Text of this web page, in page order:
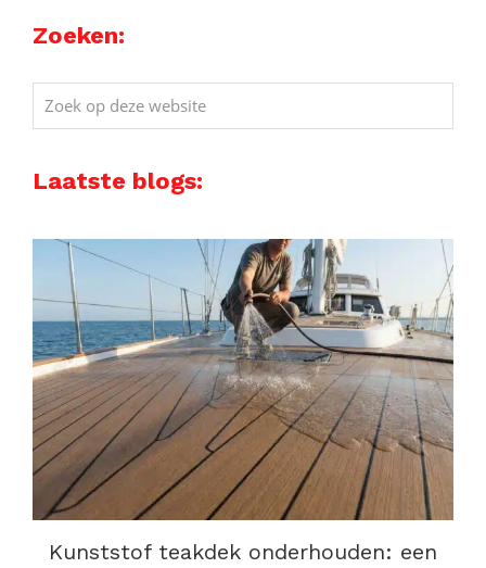
Zoeken:
Zoek
op
website
Laatste blogs:
Kunststof teakdek onderhouden: een